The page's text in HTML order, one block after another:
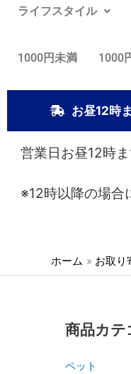
ライフスタイル
1000円未満 1000
お昼12時
営業日お昼12時
※12時以降の場合
ホーム お取り
商品カテ
ペット